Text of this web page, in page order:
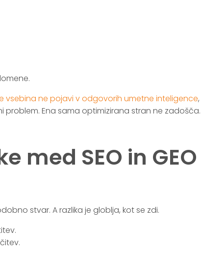
vsebina ne pojavi v odgovorih umetne inteligence,
problem. Ena sama optimizirana stran ne zadošča.
med SEO in GEO
stvar. A razlika je globlja, kot se zdi.